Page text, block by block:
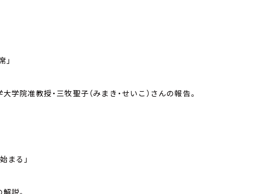
」
学院准教授・三牧聖子（みまき・せいこ）さんの報告。
まる」
説。